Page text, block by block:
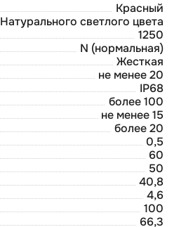
Красный
Натурального светлого цвета
1250
N (нормальная)
Жесткая
не менее 20
IP68
более 100
не менее 15
более 20
0,5
60
50
40,8
4,6
100
66,3